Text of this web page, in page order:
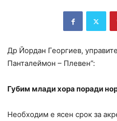
Др Йордан Георгиев,
Панталеймон – Плевен”:
Губим млади хора поради
Необходим е ясен срок за